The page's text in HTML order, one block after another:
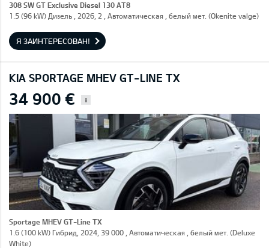
308 SW GT Exclusive Diesel 130 AT8
1.5 (96 kW) Дизель , 2026, 2 , Автоматическая , белый мет. (Okenite valge)
Я ЗАИНТЕРЕСОВАН!
KIA SPORTAGE MHEV GT-LINE TX
34 900 € i
Sportage MHEV GT-Line TX
1.6 (100 kW) Гибрид, 2024, 39 000 , Автоматическая , белый мет. (Deluxe
White)